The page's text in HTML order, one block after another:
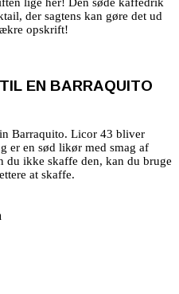
der sagtens kan gøre det ud
opskrift!
EN BARRAQUITO
Barraquito. Licor 43 bliver
er en sød likør med smag af
ikke skaffe den, kan du bruge
at skaffe.